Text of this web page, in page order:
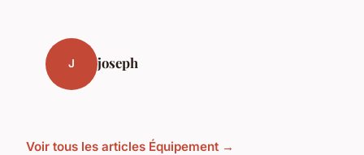
J joseph
Voir tous les articles Équipement →